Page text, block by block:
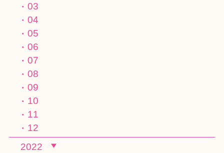
03
04
05
06
07
08
09
10
11
12
2022